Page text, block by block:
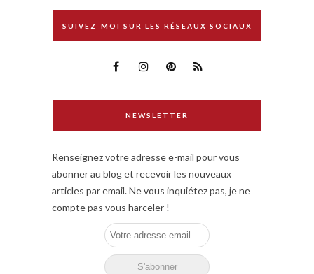
SUIVEZ-MOI SUR LES RÉSEAUX SOCIAUX
NEWSLETTER
Renseignez votre adresse e-mail pour vous
abonner au blog et recevoir les nouveaux
articles par email. Ne vous inquiétez pas, je ne
compte pas vous harceler !